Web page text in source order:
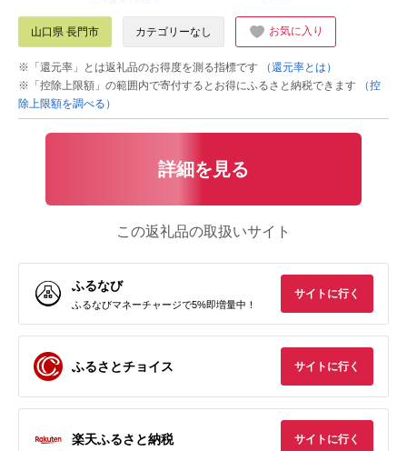
山口県 長門市 カテゴリーなし お気に入り
※「還元率」とは返礼品のお得度を測る指標です
（還元率とは）
※「控除上限額」の範囲内で寄付するとお得にふるさと納税できます
（控
除上限額を調べる）
詳細を見る
この返礼品の取扱いサイト
ふるなび
ふるなびマネーチャージで5%即増量中！
サイトに行く
ふるさとチョイス サイトに行く
楽天ふるさと納税 サイトに行く